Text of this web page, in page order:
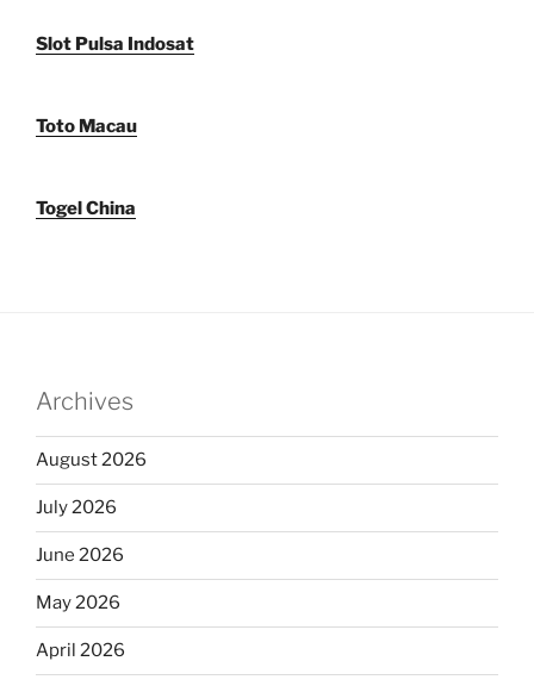
Slot Pulsa Indosat
Toto Macau
Togel China
Archives
August 2026
July 2026
June 2026
May 2026
April 2026